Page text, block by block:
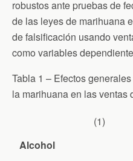
robustos ante pruebas de
de las leyes de marihuana
de falsificación usando
como variables
Tabla 1 – Efectos
la marihuana en las ventas
(1)
Alcohol